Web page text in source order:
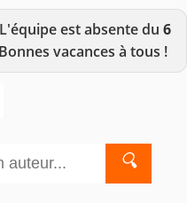
L'équipe est absente du 6
vacances à tous !
🔍